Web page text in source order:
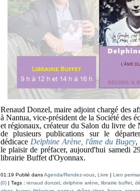
Renaud Donzel, maire adjoint chargé des
à Nantua, vice-président de la Société des
et régionaux, créateur du Salon du livre de
de plusieurs publications sur le
dédicace Delphine Arène, l'âme du Bugey,
le plaisir de préfacer, aujourd'hui samedi
librairie Buffet d'Oyonnax.
01:19 Publié dansAgenda/Rendez-vous, Livre | Lien
(0)| Tags : renaud donzel, delphine arène librairie buffet,